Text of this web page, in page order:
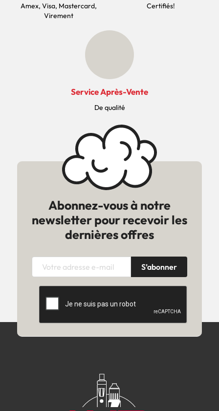
Amex, Visa, Mastercard,
Virement
Certifiés!
Service Après-Vente
De qualité
Abonnez-vous à notre
newsletter pour recevoir les
dernières offres